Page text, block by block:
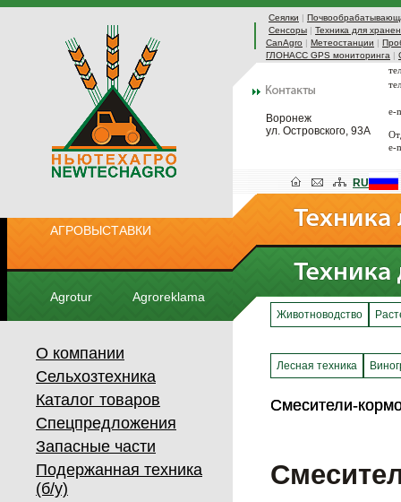
Сеялки |
Сенсоры | Техника для
CanAgro | Метеостанции |
ГЛОНАСС GPS мониторинга |
Воронеж
ул. Островского, 93А
e-
e-
АГРОВЫСТАВКИ
Agrotur Agroreklama
RU
О компании
Сельхозтехника
Каталог товаров
Спецпредложения
Запасные части
Подержанная техника
(б/у)
Животноводство
Лесная техника
Смесители-
Смесители-